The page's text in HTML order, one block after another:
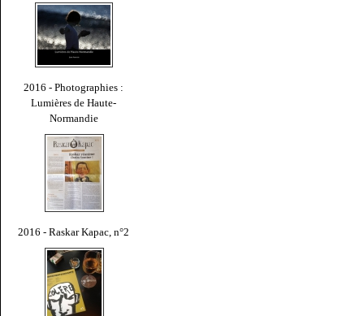
2016 - Photographies :
Lumières de Haute-
Normandie
2016 - Raskar Kapac, n°2